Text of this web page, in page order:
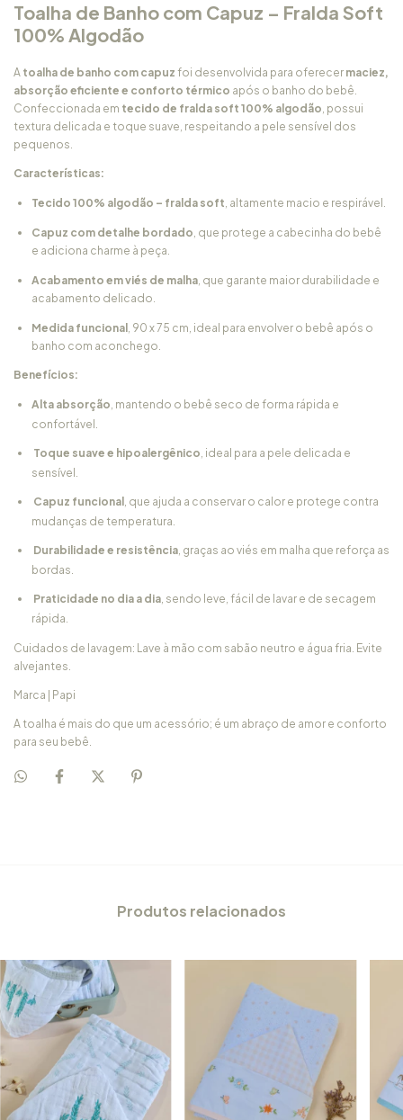
Toalha de Banho com Capuz – Fralda Soft
100% Algodão
A toalha de banho com capuz foi desenvolvida para oferecer maciez,
absorção eficiente e conforto térmico após o banho do bebê.
Confeccionada em tecido de fralda soft 100% algodão, possui
textura delicada e toque suave, respeitando a pele sensível dos
pequenos.
Características:
Tecido 100% algodão – fralda soft, altamente macio e respirável.
Capuz com detalhe bordado, que protege a cabecinha do bebê
e adiciona charme à peça.
Acabamento em viés de malha, que garante maior durabilidade e
acabamento delicado.
Medida funcional , 90 x 75 cm, ideal para envolver o bebê após o
banho com aconchego.
Benefícios:
Alta absorção, mantendo o bebê seco de forma rápida e
confortável.
Toque suave e hipoalergênico, ideal para a pele delicada e
sensível.
Capuz funcional , que ajuda a conservar o calor e protege contra
mudanças de temperatura.
Durabilidade e resistência, graças ao viés em malha que reforça as
bordas.
Praticidade no dia a dia, sendo leve, fácil de lavar e de secagem
rápida.
Cuidados de lavagem: Lave à mão com sabão neutro e água fria. Evite
alvejantes.
Marca | Papi
A toalha é mais do que um acessório; é um abraço de amor e conforto
para seu bebê.
Produtos relacionados